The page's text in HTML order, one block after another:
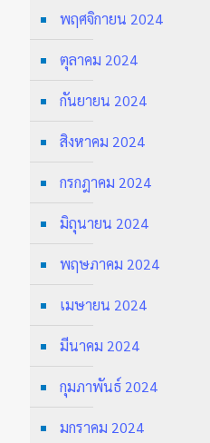
พฤศจิกายน 2024
ตุลาคม 2024
กันยายน 2024
สิงหาคม 2024
กรกฎาคม 2024
มิถุนายน 2024
พฤษภาคม 2024
เมษายน 2024
มีนาคม 2024
กุมภาพันธ์ 2024
มกราคม 2024